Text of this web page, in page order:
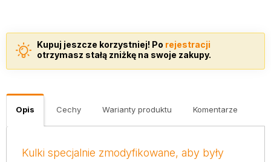
Kupuj jeszcze korzystniej! Po rejestracji
otrzymasz stałą zniżkę na swoje zakupy.
Opis Cechy Warianty produktu Komentarze
Kulki specjalnie zmodyfikowane, aby były